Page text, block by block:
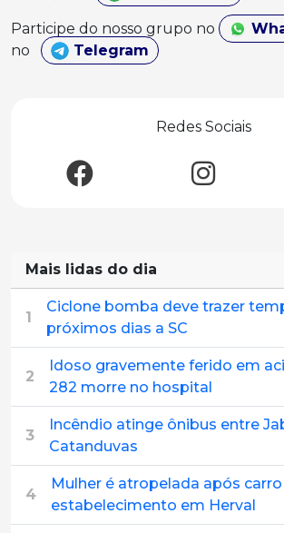
Participe do nosso grupo no
no
Telegram
Redes Sociais
Mais lidas do dia
1
Ciclone bomba deve trazer
próximos dias a SC
2
Idoso gravemente ferido em
282 morre no hospital
3
Incêndio atinge ônibus entre
Catanduvas
4
Mulher é atropelada após
estabelecimento em Herval